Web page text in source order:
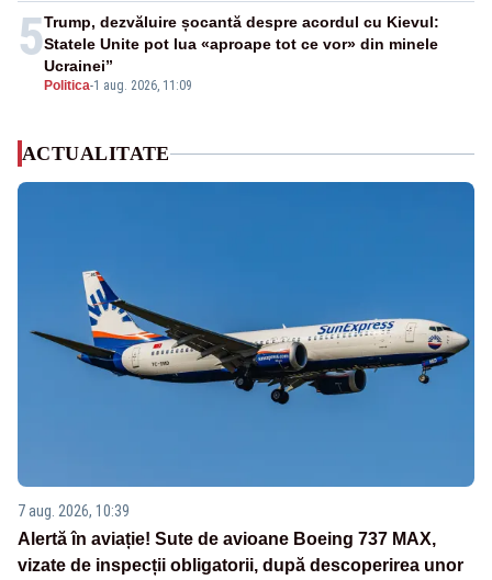
5
Politica-1 aug. 2026, 11:09
Trump, dezvăluire șocantă despre acordul cu Kievul:
Statele Unite pot lua «aproape tot ce vor» din minele
Ucrainei”
ACTUALITATE
7 aug. 2026, 10:39
Alertă în aviație! Sute de avioane Boeing 737 MAX,
vizate de inspecții obligatorii, după descoperirea unor